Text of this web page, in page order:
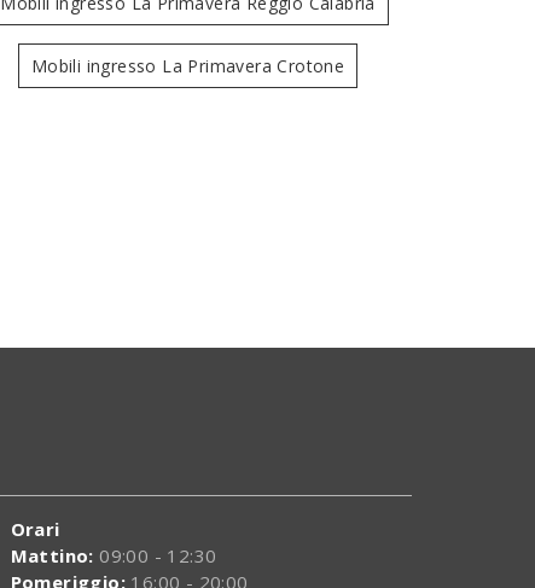
Mobili ingresso La Primavera Crotone
Orari
Mattino: 09:00 - 12:30
Pomeriggio:16:00 - 20:00